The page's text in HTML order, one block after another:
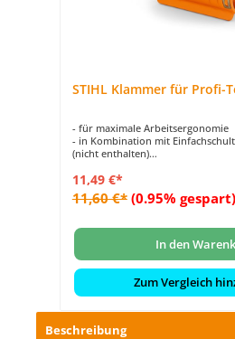
STIHL Klammer für Profi-
- für maximale Arbeitsergonomie
- in Kombination mit
(nicht enthalten)
- schnelles Ausklingen des Gerätes
11,49 €*
11,60 €* (0.95% gespart)
In den
Zum Vergleich
Beschreibung